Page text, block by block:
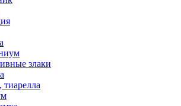
злаки
тиарелла